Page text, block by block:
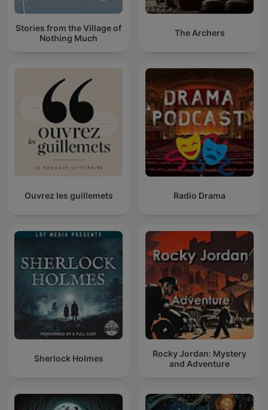
Stories from the Village of
Nothing Much
The Archers
Ouvrez les guillemets Radio Drama
Sherlock Holmes
Rocky Jordan: Mystery
and Adventure